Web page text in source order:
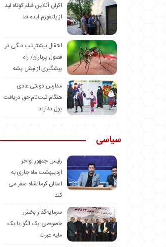
اکران آنلاین فیلم کوتاه لید
از پلتفورم ایده نما
انتقال بیشتر تب دنگی در
فصول پرباران/ راه
پیشگیری از نیش پشه
مدارس دولتی عادی
هنگام ثبت‌نام حق دریافت
پول ندارند
سیاسی
رئیس جمهور اواخر
اردیبهشت ماه جاری به
استان کرمانشاه سفر می
کند.
سرمایه‌گذار بخش
خصوصی یک الگو یا یک
مایه عبرت